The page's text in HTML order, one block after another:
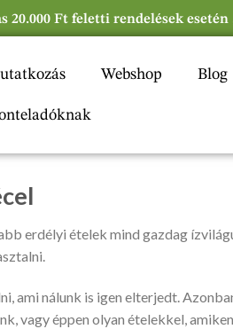
20.000 Ft feletti rendelések
Webshop Blog
erdélyi ételek mind gazdag
ami nálunk is igen elterjedt.
vagy éppen olyan ételekkel,